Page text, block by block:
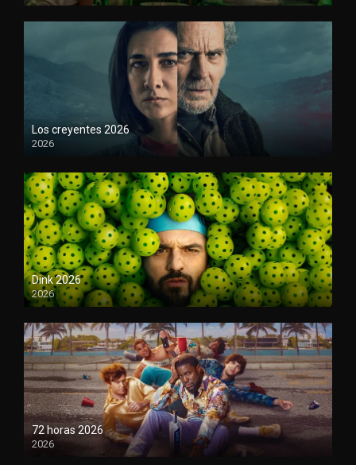
Los creyentes 2026
2026
1080P
Dink 2026
2026
1080P
72 horas 2026
2026
1080P